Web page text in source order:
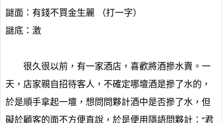
謎面：有錢不買金生麗 （打一字）
謎底：激
很久很以前，有一家酒店，喜歡將酒摻水賣。一
天，店家親自招待客人，不確定哪壇酒是摻了水的，
於是順手拿起一壇，想問問夥計酒中是否摻了水，但
礙於顧客的面不方便直說，於是便用隱語問夥計：“君